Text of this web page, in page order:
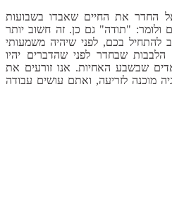
החדר את החיים שאבדו בשבועות
ולומר: "תודה" גם כן. זה חשוב יותר
בכם, לפני שיהיה משמעותי
שבחדר לפני שהדברים יהיו
שבשבע האחיות. אנו זורעים את
האנרגיה מוכנה לזריעה, ואתם עושים עבודה